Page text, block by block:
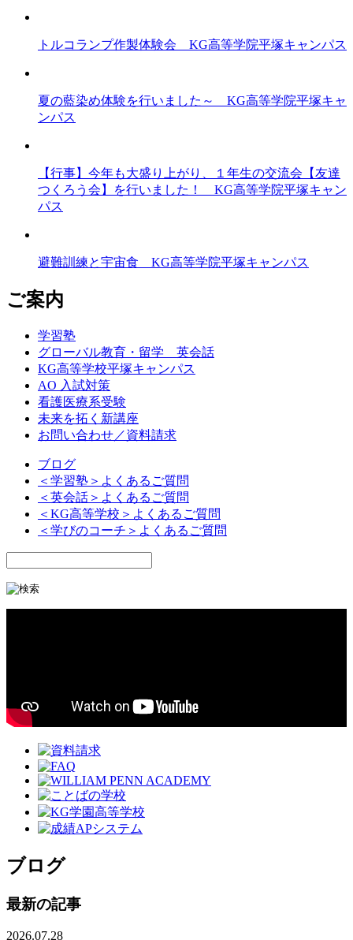
トルコランプ作製体験会 KG高等学院平塚キャンパス
夏の藍染め体験を行いました～ KG高等学院平塚キャ
ンパス
【行事】今年も大盛り上がり、１年生の交流会【友達
つくろう会】を行いました！ KG高等学院平塚キャン
パス
避難訓練と宇宙食 KG高等学院平塚キャンパス
ご案内
学習塾
グローバル教育・留学 英会話
KG高等学校平塚キャンパス
AO 入試対策
看護医療系受験
未来を拓く新講座
お問い合わせ／資料請求
ブログ
＜学習塾＞よくあるご質問
＜英会話＞よくあるご質問
＜KG高等学校＞よくあるご質問
＜学びのコーチ＞よくあるご質問
ブログ
最新の記事
2026.07.28